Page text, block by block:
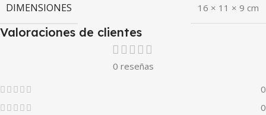
DIMENSIONES 16 × 11 × 9 cm
Valoraciones de clientes
0 reseñas
0
0